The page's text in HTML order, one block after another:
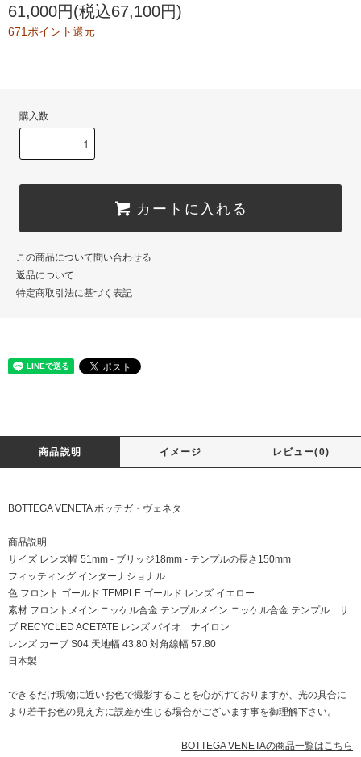
61,000円(税込67,100円)
671ポイント還元
購入数
カートに入れる
この商品について問い合わせる
返品について
特定商取引法に基づく表記
商品説明 イメージ レビュー(0)
BOTTEGA VENETA ボッテガ・ヴェネタ
商品説明
サイズ レンズ幅 51mm - ブリッジ18mm - テンプルの長さ150mm
フィッティング インターナショナル
色 フロント ゴールド TEMPLE ゴールド レンズ イエロー
素材 フロントメイン ニッケル合金 テンプルメイン ニッケル合金 テンプル サ
ブ RECYCLED ACETATE レンズ バイオ ナイロン
レンズ カーブ S04 天地幅 43.80 対角線幅 57.80
日本製
できるだけ現物に近いお色で撮影することを心がけておりますが、光の具合に
より若干お色の見え方に誤差が生じる場合がございます事を御理解下さい。
BOTTEGA VENETAの商品一覧はこちら